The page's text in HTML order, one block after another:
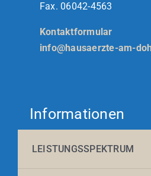
Fax. 06042-4563
Kontaktformular
info@hausaerzte-am-
Informationen
LEISTUNGSSPEKTRUM